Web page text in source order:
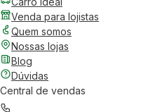
Venda para lojistas
Quem somos
Nossas lojas
Blog
Dúvidas
Central de vendas